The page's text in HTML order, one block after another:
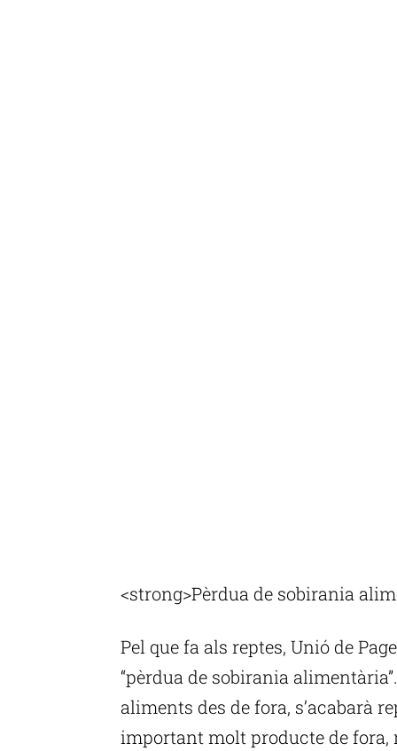
<strong>Pèrdua de sobirania
Pel que fa als reptes, Unió de
“pèrdua de sobirania
aliments des de fora, s’acabarà
important molt producte de fora,